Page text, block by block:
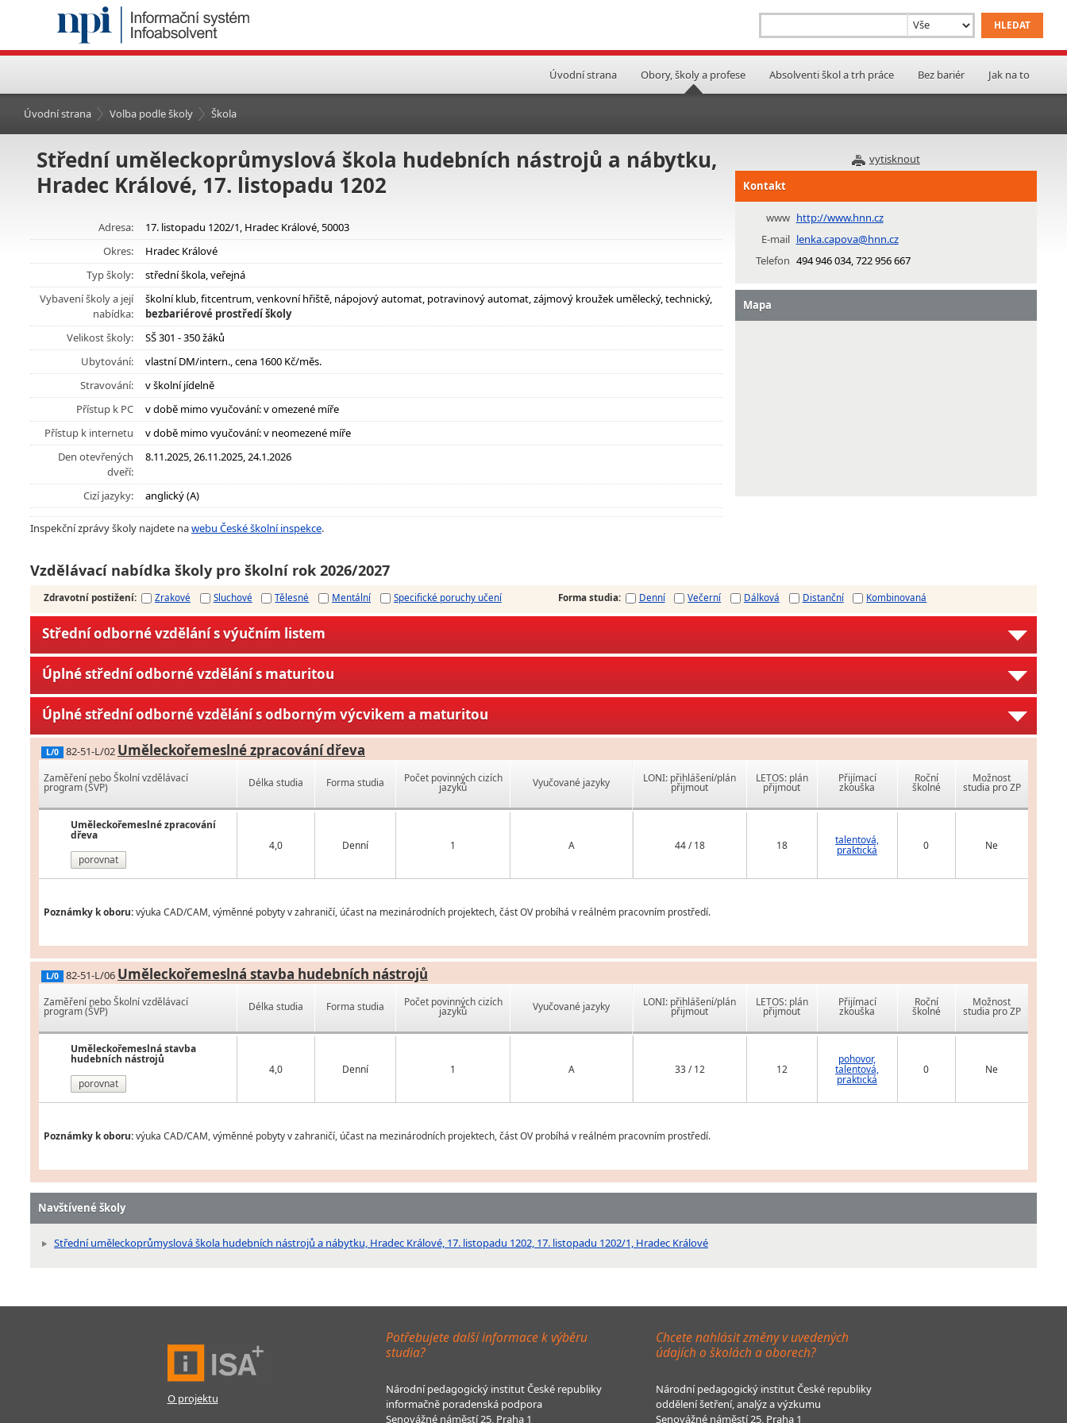
Úvodní strana Obory, školy a profese Absolventi škol a trh práce Bez bariér Jak na to
Úvodní strana Volba podle školy Škola
vytisknout
Střední uměleckoprůmyslová škola hudebních nástrojů a nábytku,
Hradec Králové, 17. listopadu 1202
Adresa:
17. listopadu 1202/1, Hradec Králové, 50003
Okres:
Hradec Králové
Typ školy:
střední škola, veřejná
Vybavení školy a její
nabídka:
školní klub, fitcentrum, venkovní hřiště, nápojový automat, potravinový automat, zájmový kroužek umělecký, technický,
bezbariérové prostředí školy
Velikost školy:
SŠ 301 - 350 žáků
Ubytování:
vlastní DM/intern., cena 1600 Kč/měs.
Stravování:
v školní jídelně
Přístup k PC
v době mimo vyučování: v omezené míře
Přístup k internetu
v době mimo vyučování: v neomezené míře
Den otevřených
dveří:
8.11.2025, 26.11.2025, 24.1.2026
Cizí jazyky: anglický (A)
Inspekční zprávy školy najdete nawebu České školní inspekce.
Kontakt
www http://www.hnn.cz
E-mail lenka.capova@hnn.cz
Telefon 494 946 034, 722 956 667
Mapa
Vzdělávací nabídka školy pro školní rok 2026/2027
Zdravotní postižení: Zrakové Sluchové Tělesné Mentální Specifické poruchy učení Forma studia: Denní Večerní Dálková Distanční Kombinovaná
Střední odborné vzdělání s výučním listem
Úplné střední odborné vzdělání s maturitou
Úplné střední odborné vzdělání s odborným výcvikem a maturitou
L/0 82-51-L/02 Uměleckořemeslné zpracování dřeva
Zaměření nebo Školní vzdělávací
program (ŠVP)
Uměleckořemeslné zpracování
dřeva
porovnat
Délka studia Forma studia Počet povinných cizích
jazyků Vyučované jazyky
4,0 Denní 1 A
LONI: přihlášení/plán
přijmout
LETOS: plán
přijmout
Přijímací
zkouška
Roční
školné
Možnost
studia pro ZP
44 / 18 18 talentová,
praktická 0 Ne
Poznámky k oboru:výuka CAD/CAM, výměnné pobyty v zahraničí, účast na mezinárodních projektech, část OV probíhá v reálném pracovním prostředí.
L/0 82-51-L/06 Uměleckořemeslná stavba hudebních nástrojů
Zaměření nebo Školní vzdělávací
program (ŠVP)
Uměleckořemeslná stavba
hudebních nástrojů
porovnat
Délka studia Forma studia Počet povinných cizích
jazyků Vyučované jazyky
4,0 Denní 1 A
LONI: přihlášení/plán
přijmout
LETOS: plán
přijmout
Přijímací
zkouška
Roční
školné
Možnost
studia pro ZP
33 / 12 12
pohovor,
talentová,
praktická
0 Ne
Poznámky k oboru:výuka CAD/CAM, výměnné pobyty v zahraničí, účast na mezinárodních projektech, část OV probíhá v reálném pracovním prostředí.
Navštívené školy
Střední uměleckoprůmyslová škola hudebních nástrojů a nábytku, Hradec Králové, 17. listopadu 1202, 17. listopadu 1202/1, Hradec Králové
O projektu
Potřebujete další informace k výběru
studia?
Národní pedagogický institut České republiky
informačně poradenská podpora
Senovážné náměstí 25, Praha 1
Chcete nahlásit změny v uvedených
údajích o školách a oborech?
Národní pedagogický institut České republiky
oddělení šetření, analýz a výzkumu
Senovážné náměstí 25, Praha 1